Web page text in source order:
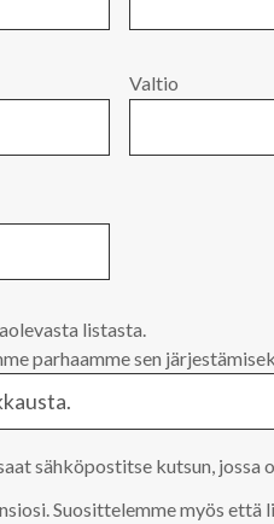
Valtio
listasta.
parhaamme sen
sähköpostitse kutsun, jossa
Suosittelemme myös että